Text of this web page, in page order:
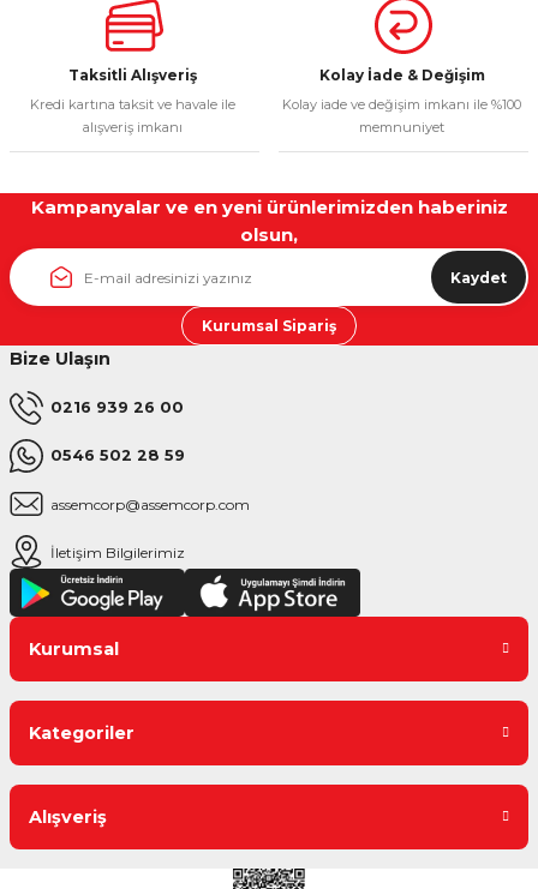
Taksitli Alışveriş
Kredi kartına taksit ve havale ile
alışveriş imkanı
Kolay İade & Değişim
Kolay iade ve değişim imkanı ile %100
memnuniyet
Kampanyalar ve en yeni ürünlerimizden haberiniz
olsun,
Kaydet
Kurumsal Sipariş
Bize Ulaşın
0216 939 26 00
0546 502 28 59
assemcorp@assemcorp.com
İletişim Bilgilerimiz
Kurumsal
Kategoriler
Alışveriş